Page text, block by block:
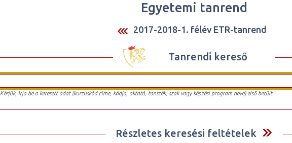
Egyetemi tanrend
2017-2018-1. félév ETR-tanrend
Tanrendi kereső
Kérjük, írja be a keresett adat (kurzuskód címe, kódja, oktató, tanszék, szak vagy képzési program neve) első betűit.
Részletes keresési feltételek